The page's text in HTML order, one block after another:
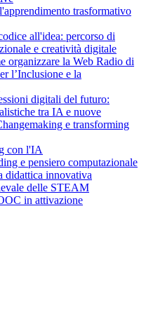
trasformativo
all'idea: percorso di
e creatività digitale
organizzare la Web Radio di
l’Inclusione e la
digitali del futuro:
tra IA e nuove
e transforming
con l'IA
e pensiero computazionale
didattica innovativa
delle STEAM
in attivazione